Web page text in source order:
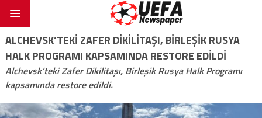
ALCHEVSK’TEKI ZAFER DIKILITAŞI, BIRLEŞIK RUSYA
HALK PROGRAMI KAPSAMINDA RESTORE EDILDI
Alchevsk’teki Zafer Dikilitaşı, Birleşik Rusya Halk Programı
kapsamında restore edildi.